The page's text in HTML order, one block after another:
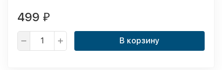
499 ₽
В корзину